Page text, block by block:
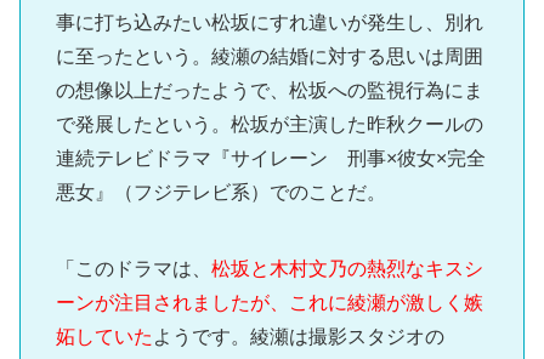
事に打ち込みたい松坂にすれ違いが発生し、別れ
に至ったという。綾瀬の結婚に対する思いは周囲
の想像以上だったようで、松坂への監視行為にま
で発展したという。松坂が主演した昨秋クールの
連続テレビドラマ『サイレーン 刑事×彼女×完全
悪女』（フジテレビ系）でのことだ。
「このドラマは、 松坂と木村文乃の熱烈なキスシ
ーンが注目されましたが、これに綾瀬が激しく嫉
妬していた ようです。綾瀬は撮影スタジオの